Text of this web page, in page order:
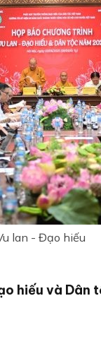
lan - Đạo hiếu
hiếu và Dân